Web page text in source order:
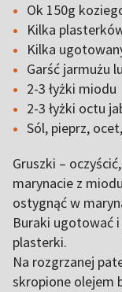
Ok 150g
Kilka
Kilka
Garść jarmużu
2-3 łyżki miodu
2-3 łyżki octu
Sól, pieprz,
Gruszki –
marynacie z
ostygnąć w
Buraki ugotować
plasterki.
Na rozgrzanej
skropione olejem